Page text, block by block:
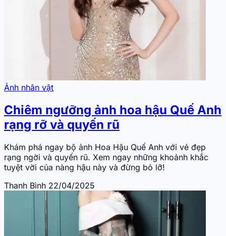
Ảnh nhân vật
Chiêm ngưỡng ảnh hoa hậu Quế Anh
rạng rỡ và quyến rũ
Khám phá ngay bộ ảnh Hoa Hậu Quế Anh với vẻ đẹp
rạng ngời và quyến rũ. Xem ngay những khoảnh khắc
tuyệt vời của nàng hậu này và đừng bỏ lỡ!
Thanh Bình 22/04/2025